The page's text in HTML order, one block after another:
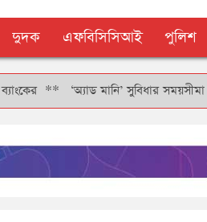
দুদক এফবিসিসিআই পুলিশ
**‘অ্যাড মানি’ সুবিধার সময়সীমা